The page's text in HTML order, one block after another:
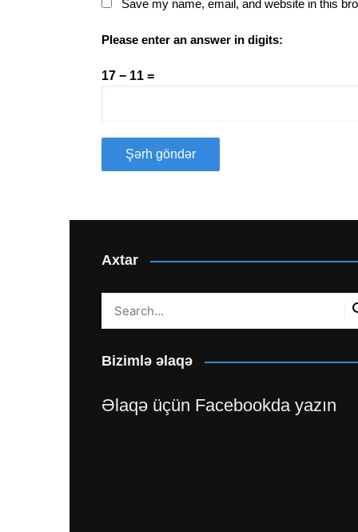
Save my name, email, and website in this
Please enter an answer in digits:
17 − 11 =
Axtar
Bizimlə əlaqə
Əlaqə üçün Facebookda yazın